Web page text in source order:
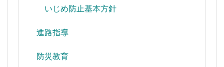
いじめ防止基本方針
進路指導
防災教育